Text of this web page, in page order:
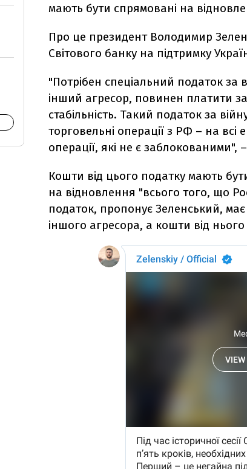
мають бути спрямовані на
Про це президент Володимир
Світового банку на підтримку
"Потрібен спеціальний податок за
інший агресор, повинен платити
стабільність. Такий податок за
торговельні операції з РФ – на всі
операції, які не є заблокованими",
Кошти від цього податку мають
на відновлення "всього того, що
податок, пропонує Зеленський,
іншого агресора, а кошти від